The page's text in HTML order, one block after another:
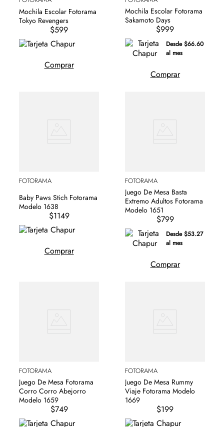
Mochila Escolar Fotorama
Tokyo Revengers
$599
Comprar
Mochila Escolar Fotorama
Sakamoto Days
$999
Desde $66.60
al mes
Comprar
FOTORAMA
Baby Paws Stich Fotorama
Modelo 1638
$1149
Comprar
FOTORAMA
Juego De Mesa Basta
Extremo Adultos Fotorama
Modelo 1651
$799
Desde $53.27
al mes
Comprar
FOTORAMA
Juego De Mesa Fotorama
Corro Corro Abejorro
Modelo 1659
$749
FOTORAMA
Juego De Mesa Rummy
Viaje Fotorama Modelo
1669
$199